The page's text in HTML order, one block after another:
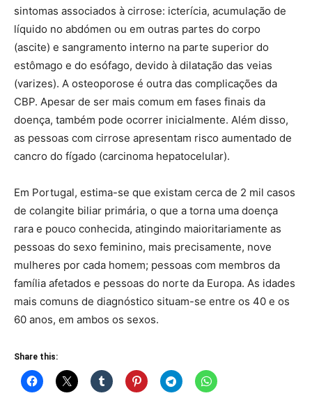
sintomas associados à cirrose: icterícia, acumulação de
líquido no abdómen ou em outras partes do corpo
(ascite) e sangramento interno na parte superior do
estômago e do esófago, devido à dilatação das veias
(varizes). A osteoporose é outra das complicações da
CBP. Apesar de ser mais comum em fases finais da
doença, também pode ocorrer inicialmente. Além disso,
as pessoas com cirrose apresentam risco aumentado de
cancro do fígado (carcinoma hepatocelular).
Em Portugal, estima-se que existam cerca de 2 mil casos
de colangite biliar primária, o que a torna uma doença
rara e pouco conhecida, atingindo maioritariamente as
pessoas do sexo feminino, mais precisamente, nove
mulheres por cada homem; pessoas com membros da
família afetados e pessoas do norte da Europa. As idades
mais comuns de diagnóstico situam-se entre os 40 e os
60 anos, em ambos os sexos.
Share this: